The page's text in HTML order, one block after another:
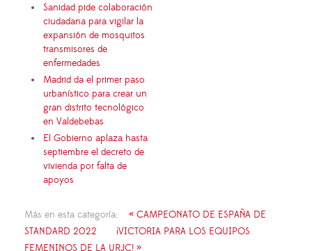
Sanidad pide colaboración
ciudadana para vigilar la
expansión de mosquitos
transmisores de
enfermedades
Madrid da el primer paso
urbanístico para crear un
gran distrito tecnológico
en Valdebebas
El Gobierno aplaza hasta
septiembre el decreto de
vivienda por falta de
apoyos
Más en esta categoría:
« CAMPEONATO DE ESPAÑA DE
STANDARD 2022
¡VICTORIA PARA LOS EQUIPOS
FEMENINOS DE LA URJC! »